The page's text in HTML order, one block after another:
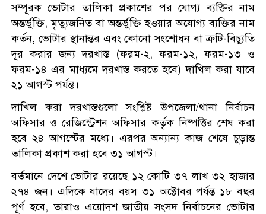
সম্পূরক ভোটার তালিকা প্রকাশের পর যোগ্য ব্যক্তির নাম
অন্তর্ভুক্তি, মৃত্যুজনিত বা অন্তর্ভুক্তি হওয়ার অযোগ্য ব্যক্তির নাম
কর্তন, ভোটার স্থানান্তর এবং কোনো সংশোধন বা ত্রুটি-বিচ্যুতি
দূর করার জন্য দরখাস্ত (ফরম-২, ফরম-১২, ফরম-১৩ ও
ফরম-১৪ এর মাধ্যমে দরখাস্ত করতে হবে) দাখিল করা যাবে
২১ আগস্ট পর্যন্ত।
দাখিল করা দরখাস্তগুলো সংশ্লিষ্ট উপজেলা/থানা নির্বাচন
অফিসার ও রেজিস্ট্রেশন অফিসার কর্তৃক নিষ্পত্তির শেষ করা
হবে ২৪ আগস্টের মধ্যে। এরপর অন্যান্য কাজ শেষে চুড়ান্ত
তালিকা প্রকাশ করা হবে ৩১ আগস্ট।
বর্তমানে দেশে ভোটার রয়েছে ১২ কোটি ৩৭ লাখ ৩২ হাজার
২৭৪ জন। এদিকে যাদের বয়স ৩১ অক্টোবর পর্যন্ত ১৮ বছর
পূর্ণ হবে, তারাও এয়োদশ জাতীয় সংসদ নির্বাচনের ভোটার